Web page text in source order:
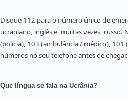
Disque 112 para o número único de
ucraniano, inglês e, muitas vezes, russo.
(polícia), 103 (ambulância / médico), 101
números no seu telefone antes de chegar.
Que língua se fala na Ucrânia?